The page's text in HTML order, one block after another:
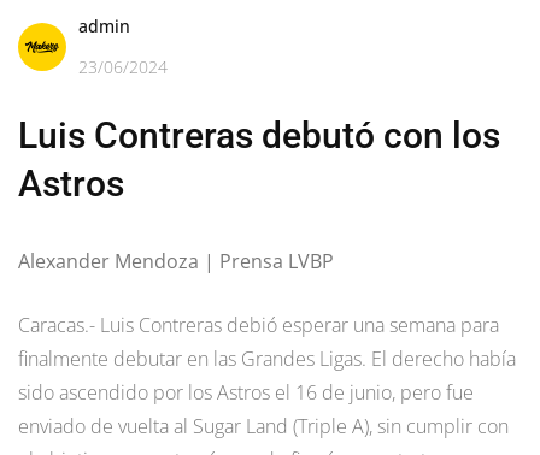
admin
23/06/2024
Luis Contreras debutó con los
Astros
Alexander Mendoza | Prensa LVBP
Caracas.- Luis Contreras debió esperar una semana para
finalmente debutar en las Grandes Ligas. El derecho había
sido ascendido por los Astros el 16 de junio, pero fue
enviado de vuelta al Sugar Land (Triple A), sin cumplir con